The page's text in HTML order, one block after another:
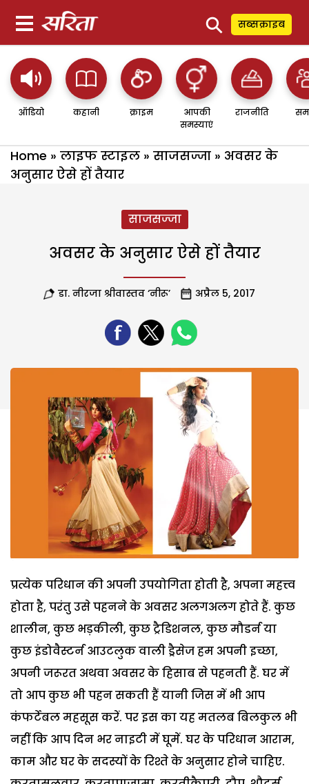
⚲ सब्सक्राइब
ऑडियो कहानी क्राइम
आपकी
समस्याएं
राजनीति
Home » लाइफ स्टाइल » साजसज्जा » अवसर के
अनुसार ऐसे हों तैयार
साजसज्जा
अवसर के अनुसार ऐसे हों तैयार
डा. नीरजा श्रीवास्तव ‘नीरू’ अप्रैल 5, 2017
प्रत्येक परिधान की अपनी उपयोगिता होती है, अपना महत्त्व
होता है, परंतु उसे पहनने के अवसर अलगअलग होते हैं. कुछ
शालीन, कुछ भड़कीली, कुछ ट्रैडिशनल, कुछ मौडर्न या
कुछ इंडोवैस्टर्न आउटलुक वाली ड्रैसेज हम अपनी इच्छा,
अपनी जरूरत अथवा अवसर के हिसाब से पहनती हैं. घर में
तो आप कुछ भी पहन सकती हैं यानी जिस में भी आप
कंफर्टेबल महसूस करें. पर इस का यह मतलब बिलकुल भी
नहीं कि आप दिन भर नाइटी में घूमें. घर के परिधान आराम,
काम और घर के सदस्यों के रिश्ते के अनुसार होने चाहिए.